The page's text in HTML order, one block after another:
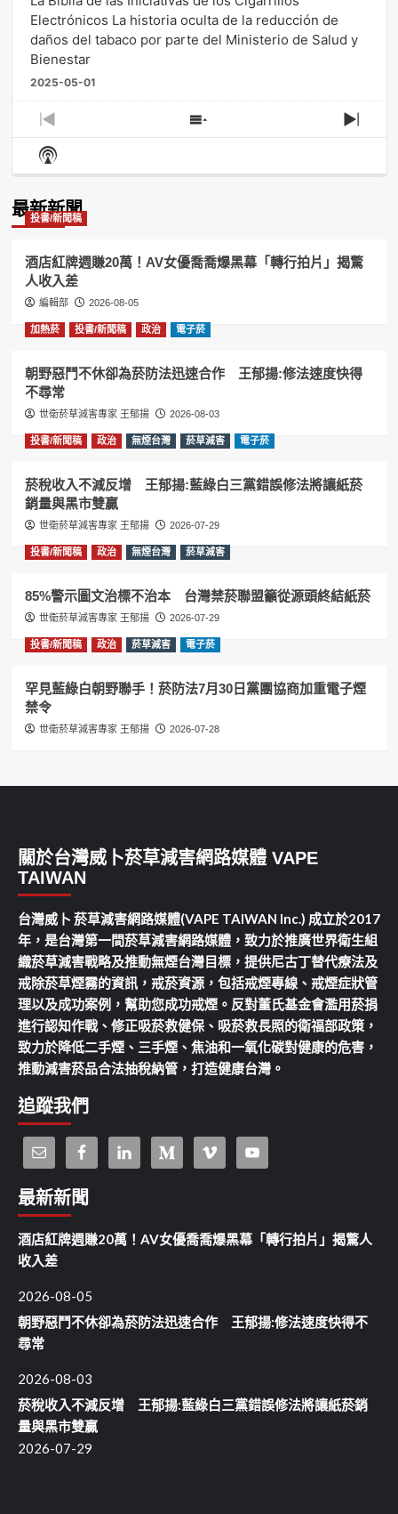
Electrónicos La historia oculta de la reducción de
daños del tabaco por parte del Ministerio de Salud y
Bienestar
2025-05-01
Previous
Episode
Show
Episodes
Next
Show
Podcast
最新新聞
投書/新聞稿
酒店紅牌週賺20萬！AV女優喬喬爆黑幕「轉行拍片」揭驚
人收入差
編輯部 2026-08-05
加熱菸 投書/新聞稿 政治 電子菸
朝野惡鬥不休卻為菸防法迅速合作 王郁揚:修法速度快得
不尋常
世衛菸草減害專家 王郁揚 2026-08-03
投書/新聞稿 政治 無煙台灣 菸草減害 電子菸
菸稅收入不減反增 王郁揚:藍綠白三黨錯誤修法將讓紙菸
銷量與黑市雙贏
世衛菸草減害專家 王郁揚 2026-07-29
投書/新聞稿 政治 無煙台灣 菸草減害
85%警示圖文治標不治本 台灣禁菸聯盟籲從源頭終結紙菸
世衛菸草減害專家 王郁揚 2026-07-29
投書/新聞稿 政治 菸草減害 電子菸
罕見藍綠白朝野聯手！菸防法7月30日黨團協商加重電子煙
禁令
世衛菸草減害專家 王郁揚 2026-07-28
關於台灣威卜菸草減害網路媒體 VAPE
TAIWAN
台灣威卜 菸草減害網路媒體(VAPE TAIWAN Inc.) 成立於2017
年，是台灣第一間菸草減害網路媒體，致力於推廣世界衛生組
織菸草減害戰略及推動無煙台灣目標，提供尼古丁替代療法及
戒除菸草煙霧的資訊，戒菸資源，包括戒煙專線、戒煙症狀管
理以及成功案例，幫助您成功戒煙。反對董氏基金會濫用菸捐
進行認知作戰、修正吸菸救健保、吸菸救長照的衛福部政策，
致力於降低二手煙、三手煙、焦油和一氧化碳對健康的危害，
推動減害菸品合法抽稅納管，打造健康台灣。
追蹤我們
最新新聞
酒店紅牌週賺20萬！AV女優喬喬爆黑幕「轉行拍片」揭驚人
收入差
2026-08-05
朝野惡鬥不休卻為菸防法迅速合作 王郁揚:修法速度快得不
尋常
2026-08-03
菸稅收入不減反增 王郁揚:藍綠白三黨錯誤修法將讓紙菸銷
量與黑市雙贏
2026-07-29